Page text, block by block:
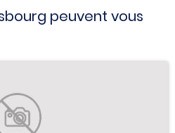
peuvent vous